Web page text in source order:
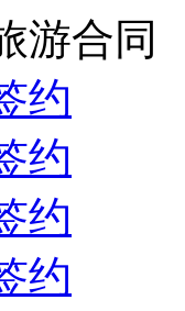
游合同
约
约
约
约